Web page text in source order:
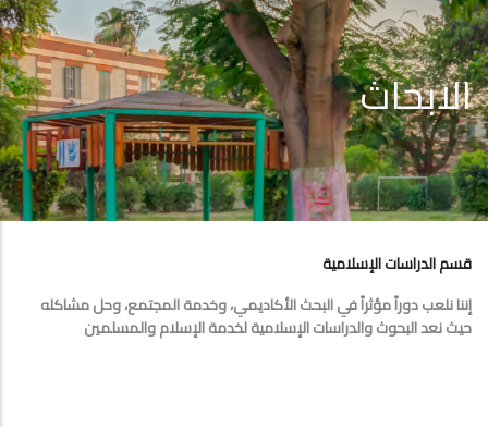
الابحاث
قسم الدراسات الإسلامية
إننا نلعب دوراً مؤثراً في البحث الأكاديمي، وخدمة المجتمع، وحل مشاكله
حيث نعد البحوث والدراسات الإسلامية لخدمة الإسلام والمسلمين